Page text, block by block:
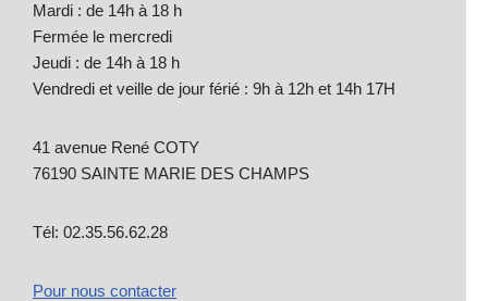
Mardi : de 14h à 18 h
Fermée le mercredi
Jeudi : de 14h à 18 h
Vendredi et veille de jour férié : 9h à 12h et 14h 17H
41 avenue René COTY
76190 SAINTE MARIE DES CHAMPS
Tél: 02.35.56.62.28
Pour nous contacter